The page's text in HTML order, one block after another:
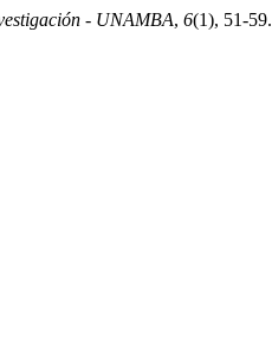
- UNAMBA, 6(1), 51-59.